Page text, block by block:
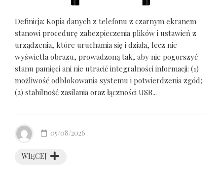
Definicja: Kopia danych z telefonu z czarnym ekranem
stanowi procedurę zabezpieczenia plików i ustawień z
urządzenia, które uruchamia się i działa, lecz nie
wyświetla obrazu, prowadzoną tak, aby nie pogorszyć
stanu pamięci ani nie utracić integralności informacji: (1)
możliwość odblokowania systemu i potwierdzenia zgód;
(2) stabilność zasilania oraz łączności USB...
WIĘCEJ
05/08/2026